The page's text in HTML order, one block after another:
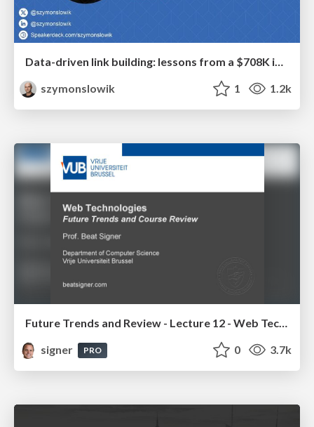
Data-driven link building: lessons from a $708K investment (BrightonSEO talk)
szymonslowik
1 1.2k
Future Trends and Review - Lecture 12 - Web Technologies (1019888BNR)
signer
PRO 0 3.7k